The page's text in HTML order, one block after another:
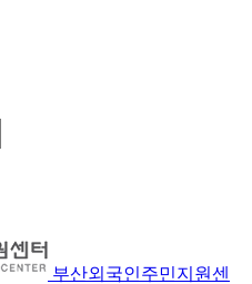
부산외국인주민지원센